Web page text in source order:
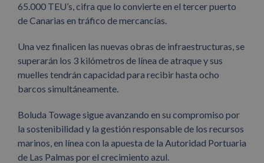
65.000 TEU’s, cifra que lo convierte en el tercer puerto
de Canarias en tráfico de mercancías.
Una vez finalicen las nuevas obras de infraestructuras, se
superarán los 3 kilómetros de línea de atraque y sus
muelles tendrán capacidad para recibir hasta ocho
barcos simultáneamente.
Boluda Towage sigue avanzando en su compromiso por
la sostenibilidad y la gestión responsable de los recursos
marinos, en línea con la apuesta de la Autoridad Portuaria
de Las Palmas por el crecimiento azul.